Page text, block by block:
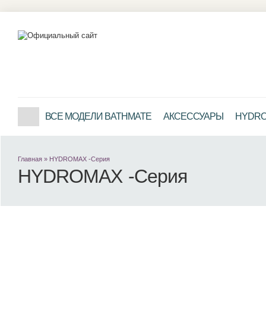
ВСЕ МОДЕЛИ BATHMATE АКСЕССУАРЫ
Главная » HYDROMAX -Серия
HYDROMAX -Серия